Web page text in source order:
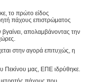
το πρώτο είδος
πάχους επιστρώματος
απολαμβάνοντας την
στην αγορά επιτυχώς, η
Πεκίνου μας, ΕΠΕ ιδρύθηκε.